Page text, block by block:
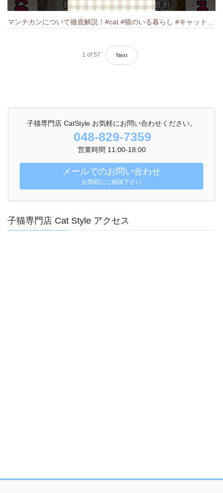
1 of 57 Next
子猫専門店 CatStyle お気軽にお問い合わせください。
048-829-7359
営業時間 11:00-18:00
メールでのお問い合わせ
お気軽にご相談下さい
子猫専門店 Cat Style アクセス